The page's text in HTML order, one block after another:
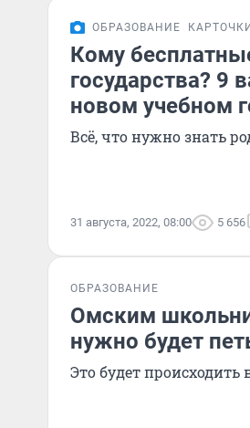
ОБРАЗОВАНИЕ КАРТОЧКИ
Кому
государства? 9
новом учебном
Всё, что нужно знать
31 августа, 2022, 08:00 5 656
ОБРАЗОВАНИЕ
Омским
нужно будет
Это будет